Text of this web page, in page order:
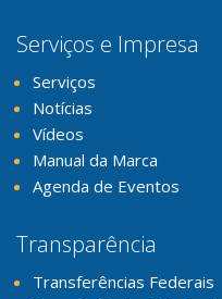
Serviços e Impresa
Serviços
Notícias
Vídeos
Manual da Marca
Agenda de Eventos
Transparência
Transferências Federais